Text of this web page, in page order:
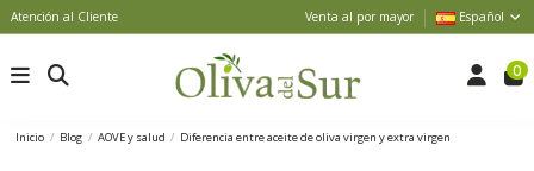
Atención al Cliente Venta al por mayor Español
0
Inicio Blog AOVE y salud Diferencia entre aceite de oliva virgen y extra virgen